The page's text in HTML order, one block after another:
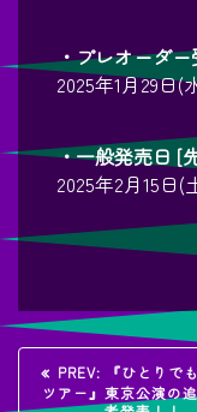
・プレオーダ
2025年1月29日(
・一般発売日 [
2025年2月15日(
投PREV:
過
去
の
『ひとりで
ツアー』東京公演の